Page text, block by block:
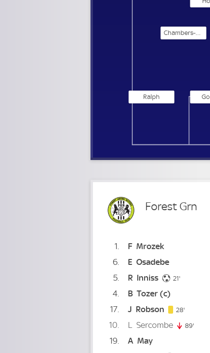
Ralph
Chambers-Parillon
Forest Grn
1 F Mrozek
6
E Osadebe
5
R Inniss 21'
4 B Tozer(c)
17
J Robson 28'
10 L Sercombe 89'
19 A May